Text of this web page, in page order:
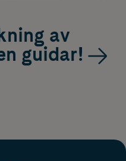
av
guidar!